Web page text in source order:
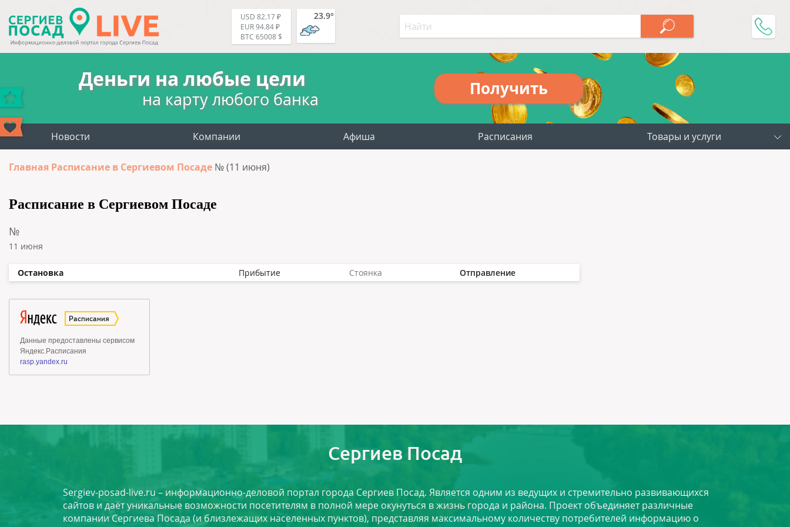
USD 82.17 ₽
EUR 94.84 ₽
BTC 65008 $
23.9°
Деньги на любые цели
на карту любого банка
Получить
Новости Компании Афиша Расписания Товары и услуги
Главная Расписание в Сергиевом Посаде № (11 июня)
Расписание в Сергиевом Посаде
№
11 июня
Остановка Прибытие Стоянка Отправление
Сергиев Посад
Sergiev-posad-live.ru – информационно-деловой портал города Сергиев Посад. Является одним из ведущих и стремительно развивающихся
сайтов и даёт уникальные возможности посетителям в полной мере окунуться в жизнь города и района. Проект объединяет различные
компании Сергиева Посада (и близлежащих населенных пунктов), представляя максимальному количеству потребителей информацию о